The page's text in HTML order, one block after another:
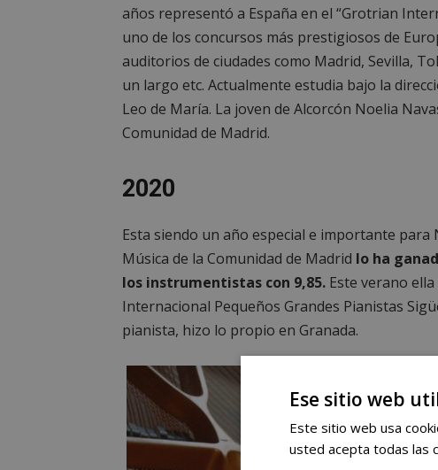
años representó a España en el “Grotrian
uno de los concursos más prestigiosos de
auditorios de ciudades como Madrid, Sevilla,
un largo etc. Actualmente estudia bajo la
Leo de María. La joven de Alcorcón Noelia
Comunidad de Madrid.
2020
Esta siendo un año especial e importante para
Música de la Comunidad de Madrid lo ha
los instrumentistas con 9,85. Este verano
Internacional Pequeños Grandes Pianistas
pianista, hizo lo propio en Granada.
Ese sitio web
Este sitio web usa
usted acepta todas las